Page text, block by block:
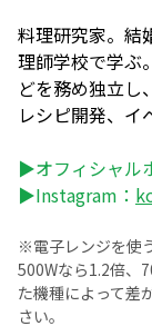
料理研究家。結
理師学校で学ぶ
どを務め独立し
レシピ開発、イ
▶オフィシャル
▶Instagram：
※電子レンジを使
500Wなら1.2倍、
た機種によって差
さい。